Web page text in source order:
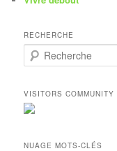
RECHERCHE
e
h
e
r
h
VISITORS COMMUNITY
NUAGE MOTS-CLÉS